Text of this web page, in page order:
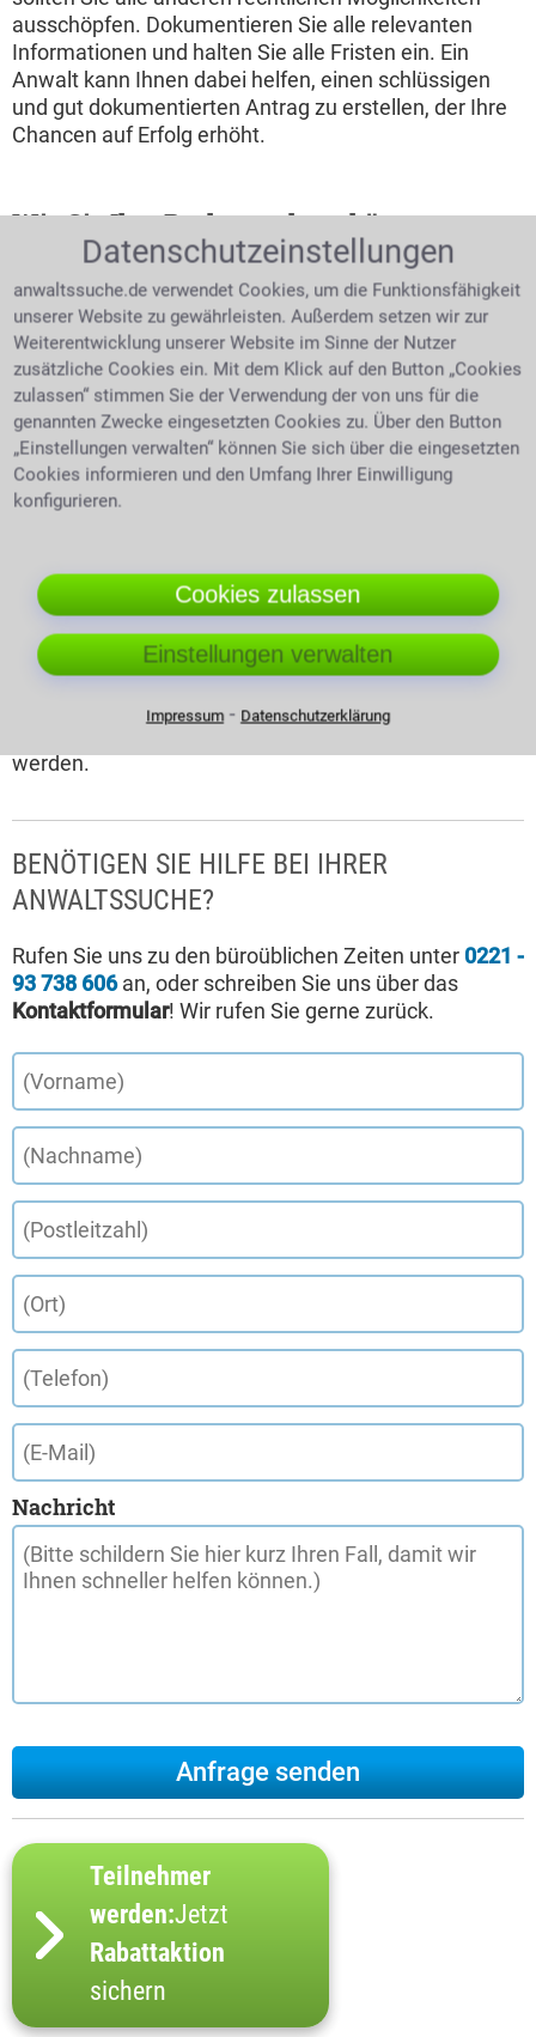
ausschöpfen. Dokumentieren Sie alle relevanten
Informationen und halten Sie alle Fristen ein. Ein
Anwalt kann Ihnen dabei helfen, einen schlüssigen
und gut dokumentierten Antrag zu erstellen, der Ihre
Chancen auf Erfolg erhöht.
Wie Sie Ihre Rechte wahren können
Um Ihre Rechte effektiv zu wahren, ist es wichtig, sich
gut zu informieren und rechtzeitig zu handeln. Bleiben
Sie über aktuelle Gesetze und Urteile informiert, die
Ihre Rechte betreffen könnten. Ein Bewusstsein für
die eigenen Rechte und Pflichten hilft Ihnen, besser
auf mögliche Rechtsverletzungen zu reagieren.
Konkrete Handlungshinweise
vermuten, sammeln Sie alle Beweise und sprechen
Sie mit einem Anwalt, der Erfahrung mit
Rechte vor dem Bundesverfassungsgericht geltend
zu machen und Sie durch den Prozess führen. Eine
gut vorbereitete und fundierte Beschwerde hat
werden.
BENÖTIGEN SIE HILFE BEI IHRER
ANWALTSSUCHE?
Rufen Sie uns zu den büroüblichen Zeiten unter 0221 -
93 738 606an, oder schreiben Sie uns über das
Kontaktformular! Wir rufen Sie gerne zurück.
Nachricht
Teilnehmer
werden:Jetzt
Rabattaktion
sichern
Datenschutzeinstellungen
anwaltssuche.de verwendet Cookies, um die Funktionsfähigkeit
unserer Website zu gewährleisten. Außerdem setzen wir zur
Weiterentwicklung unserer Website im Sinne der Nutzer
zusätzliche Cookies ein. Mit dem Klick auf den Button „Cookies
zulassen“ stimmen Sie der Verwendung der von uns für die
genannten Zwecke eingesetzten Cookies zu. Über den Button
„Einstellungen verwalten“ können Sie sich über die eingesetzten
Cookies informieren und den Umfang Ihrer Einwilligung
konfigurieren.
Cookies zulassen
Einstellungen verwalten
Impressum⁃ Datenschutzerklärung